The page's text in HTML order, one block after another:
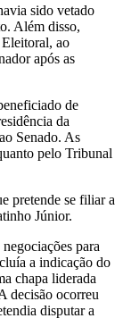
sido vetado
Além disso,
ao
após as
de
da
Senado. As
pelo Tribunal
pretende se filiar a
Júnior.
para
a indicação do
chapa liderada
decisão ocorreu
disputar a